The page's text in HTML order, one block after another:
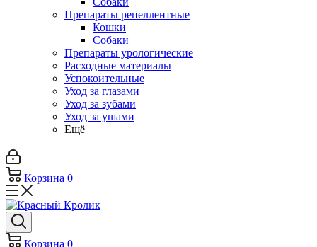
Препараты репеллентные
Кошки
Собаки
Препараты урологические
Расходные материалы
Успокоительные
Уход за глазами
Уход за зубами
Уход за ушами
Ещё
Корзина 0
Корзина 0